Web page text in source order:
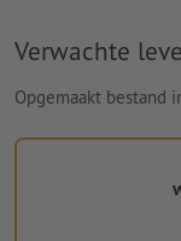
Verwachte
Opgemaakt bestand